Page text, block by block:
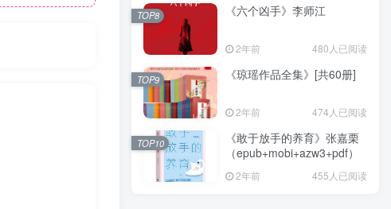
《六个凶手》李师江
2年前 480人已阅读
TOP8
《琼瑶作品全集》[共60册]
2年前 474人已阅读
TOP9
《敢于放手的养育》张嘉栗
（epub+mobi+azw3+pdf）
2年前 455人已阅读
TOP10